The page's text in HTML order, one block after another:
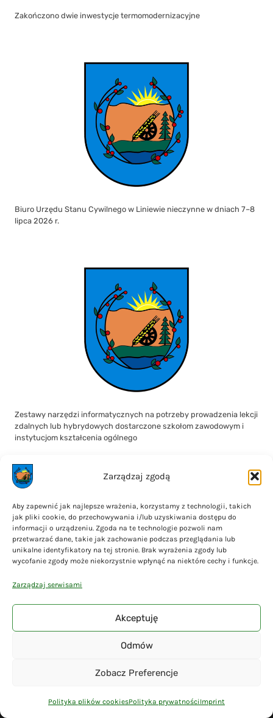
Zarządzaj zgodą
Aby zapewnić jak najlepsze wrażenia, korzystamy z technologii, takich
jak pliki cookie, do przechowywania i/lub uzyskiwania dostępu do
informacji o urządzeniu. Zgoda na te technologie pozwoli nam
przetwarzać dane, takie jak zachowanie podczas przeglądania lub
unikalne identyfikatory na tej stronie. Brak wyrażenia zgody lub
wycofanie zgody może niekorzystnie wpłynąć na niektóre cechy i funkcje.
Zarządzaj serwisami
Akceptuję
Odmów
Zobacz Preferencje
Polityka plików cookiesPolityka prywatnościImprint
Zakończono dwie inwestycje termomodernizacyjne
Biuro Urzędu Stanu Cywilnego w Liniewie nieczynne w dniach 7–8
lipca 2026 r.
Zestawy narzędzi informatycznych na potrzeby prowadzenia lekcji
zdalnych lub hybrydowych dostarczone szkołom zawodowym i
instytucjom kształcenia ogólnego